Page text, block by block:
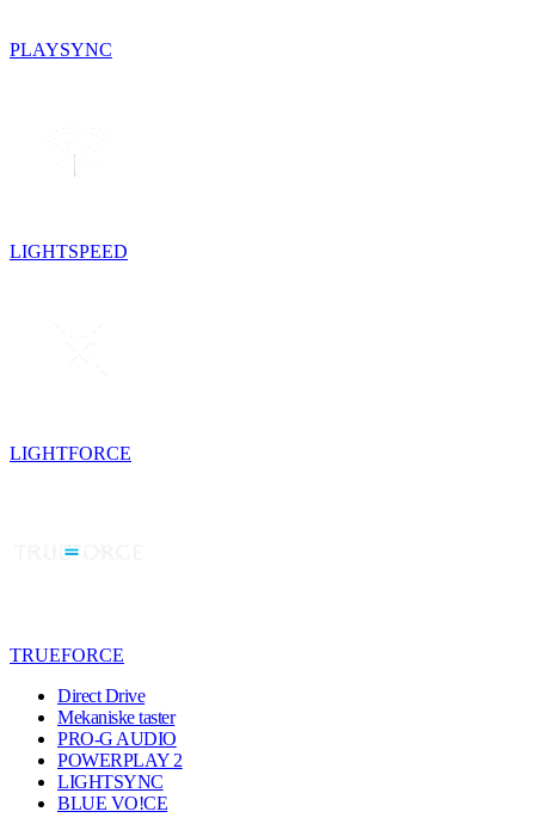
PLAYSYNC
LIGHTSPEED
LIGHTFORCE
TRUEFORCE
Direct Drive
Mekaniske taster
PRO-G AUDIO
POWERPLAY 2
LIGHTSYNC
BLUE VO!CE